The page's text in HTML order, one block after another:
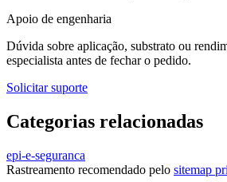
Apoio de engenharia
Dúvida sobre aplicação, substrato ou
especialista antes de fechar o pedido.
Solicitar suporte
Categorias relacionadas
epi-e-seguranca
Rastreamento recomendado pelo sitemap